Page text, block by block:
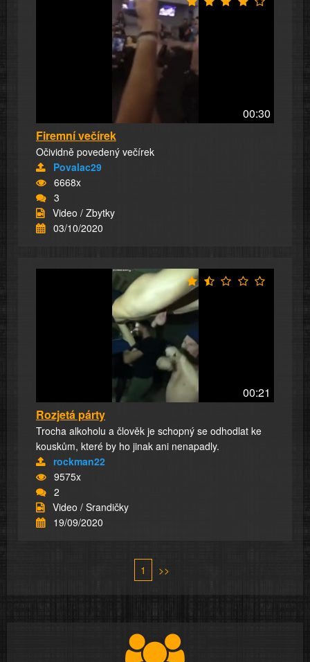
00:30
Firemní večírek
Očividně povedený večírek
Povalac29
6668x
3
Video / Zbytky
03/10/2020
00:21
Rozjetá párty
Trocha alkoholu a člověk je schopný se odhodlat ke
kouskům, které by ho jinak ani nenapadly.
rockman22
9575x
2
Video / Srandičky
19/09/2020
1 >>